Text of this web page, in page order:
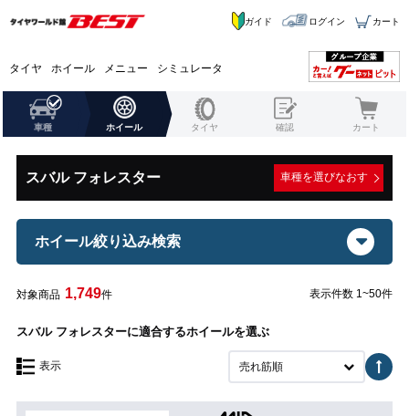
タイヤ ホイール メニュー シミュレータ
ガイド ログイン カート
車種 ホイール タイヤ 確認 カート
スバル フォレスター 車種を選びなおす
ホイール絞り込み検索
対象商品 1,749件 表示件数 1~50件
スバル フォレスターに適合するホイールを選ぶ
表示 売れ筋順